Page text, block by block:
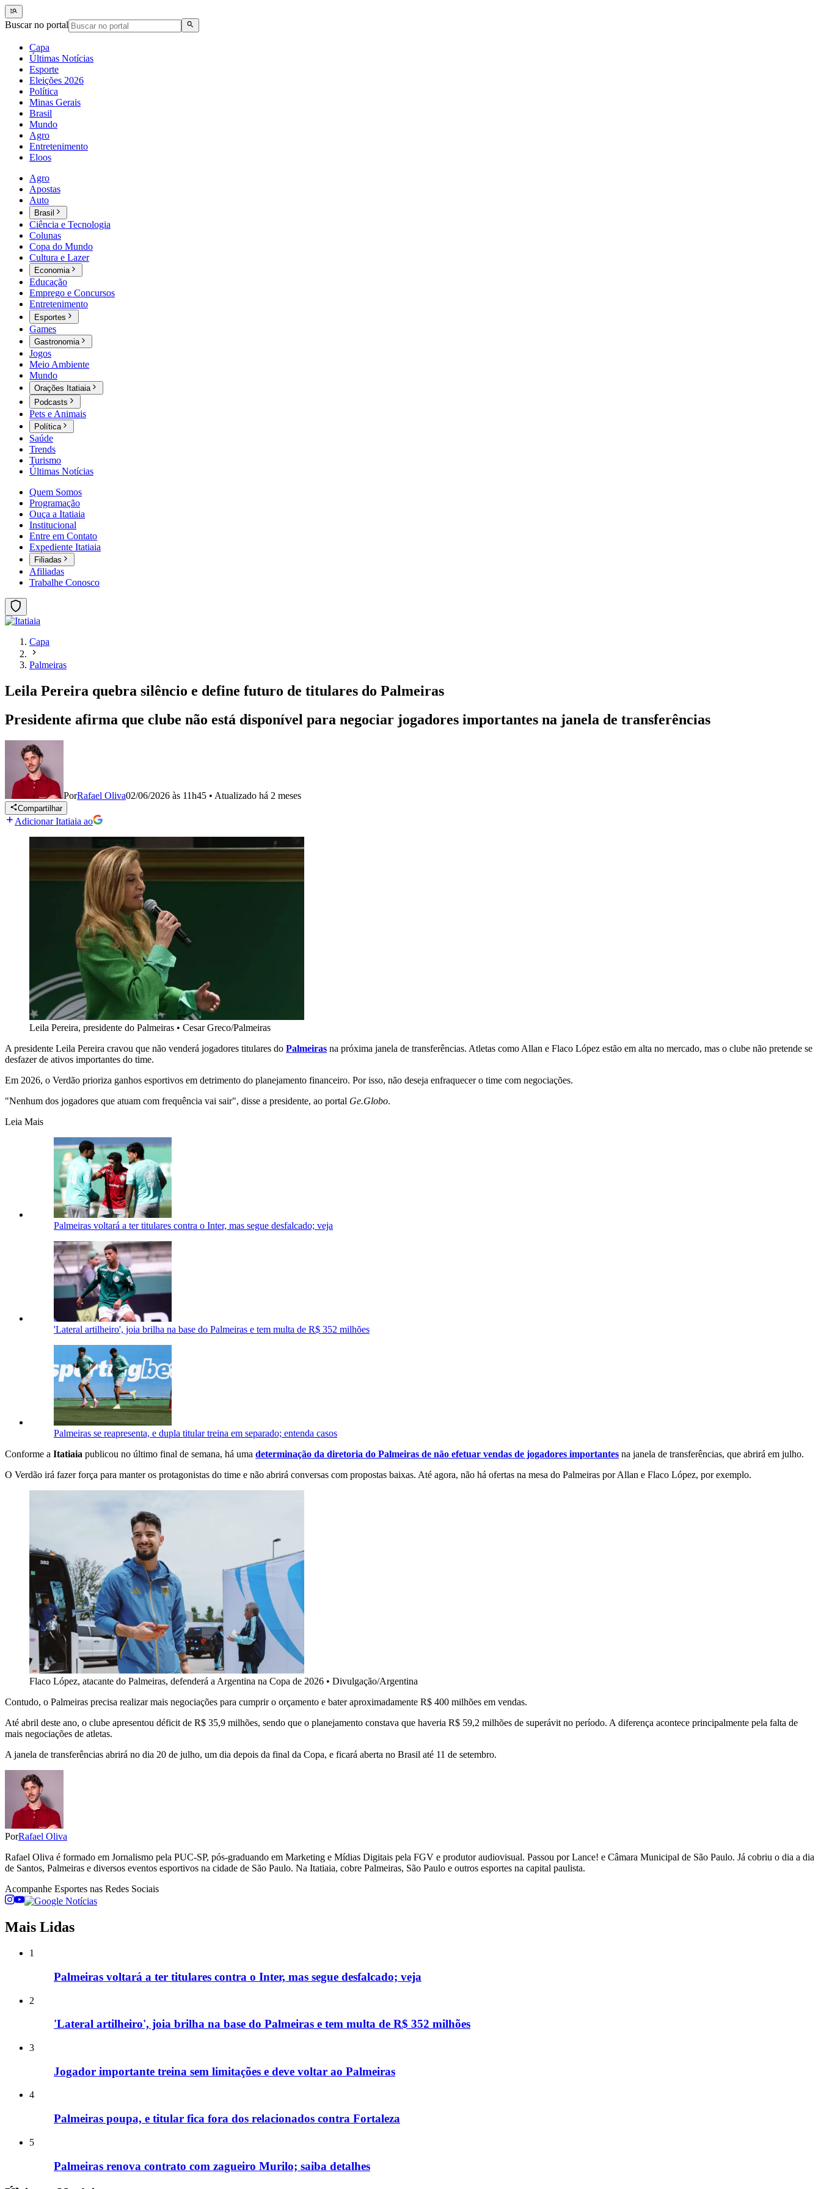
Buscar no portal
Capa
Últimas Notícias
Esporte
Eleições 2026
Política
Minas Gerais
Brasil
Mundo
Agro
Entretenimento
Eloos
Agro
Apostas
Auto
Brasil
Ciência e Tecnologia
Colunas
Copa do Mundo
Cultura e Lazer
Economia
Educação
Emprego e Concursos
Entretenimento
Esportes
Games
Gastronomia
Jogos
Meio Ambiente
Mundo
Orações Itatiaia
Podcasts
Pets e Animais
Política
Saúde
Trends
Turismo
Últimas Notícias
Quem Somos
Programação
Ouça a Itatiaia
Institucional
Entre em Contato
Expediente Itatiaia
Filiadas
Afiliadas
Trabalhe Conosco
Capa
Palmeiras
Leila Pereira quebra silêncio e define futuro de titulares do Palmeiras
Presidente afirma que clube não está disponível para negociar jogadores importantes na janela de transferências
PorRafael Oliva02/06/2026 às 11h45 • Atualizado há 2 meses
Compartilhar
Adicionar Itatiaia ao
Leila Pereira, presidente do Palmeiras • Cesar Greco/Palmeiras
A presidente Leila Pereira cravou que não venderá jogadores titulares do Palmeiras na próxima janela de transferências. Atletas como Allan e Flaco López estão em alta no mercado, mas o clube não pretende se
desfazer de ativos importantes do time.
Em 2026, o Verdão prioriza ganhos esportivos em detrimento do planejamento financeiro. Por isso, não deseja enfraquecer o time com negociações.
"Nenhum dos jogadores que atuam com frequência vai sair", disse a presidente, ao portal Ge.Globo.
Leia Mais
Palmeiras voltará a ter titulares contra o Inter, mas segue desfalcado; veja
'Lateral artilheiro', joia brilha na base do Palmeiras e tem multa de R$ 352 milhões
Palmeiras se reapresenta, e dupla titular treina em separado; entenda casos
Conforme a Itatiaia publicou no último final de semana, há uma determinação da diretoria do Palmeiras de não efetuar vendas de jogadores importantes na janela de transferências, que abrirá em julho.
O Verdão irá fazer força para manter os protagonistas do time e não abrirá conversas com propostas baixas. Até agora, não há ofertas na mesa do Palmeiras por Allan e Flaco López, por exemplo.
Flaco López, atacante do Palmeiras, defenderá a Argentina na Copa de 2026 • Divulgação/Argentina
Contudo, o Palmeiras precisa realizar mais negociações para cumprir o orçamento e bater aproximadamente R$ 400 milhões em vendas.
Até abril deste ano, o clube apresentou déficit de R$ 35,9 milhões, sendo que o planejamento constava que haveria R$ 59,2 milhões de superávit no período. A diferença acontece principalmente pela falta de
mais negociações de atletas.
A janela de transferências abrirá no dia 20 de julho, um dia depois da final da Copa, e ficará aberta no Brasil até 11 de setembro.
PorRafael Oliva
Rafael Oliva é formado em Jornalismo pela PUC-SP, pós-graduando em Marketing e Mídias Digitais pela FGV e produtor audiovisual. Passou por Lance! e Câmara Municipal de São Paulo. Já cobriu o dia a dia
de Santos, Palmeiras e diversos eventos esportivos na cidade de São Paulo. Na Itatiaia, cobre Palmeiras, São Paulo e outros esportes na capital paulista.
Acompanhe Esportes nas Redes Sociais
Mais Lidas
1
Palmeiras voltará a ter titulares contra o Inter, mas segue desfalcado; veja
2
'Lateral artilheiro', joia brilha na base do Palmeiras e tem multa de R$ 352 milhões
3
Jogador importante treina sem limitações e deve voltar ao Palmeiras
4
Palmeiras poupa, e titular fica fora dos relacionados contra Fortaleza
5
Palmeiras renova contrato com zagueiro Murilo; saiba detalhes